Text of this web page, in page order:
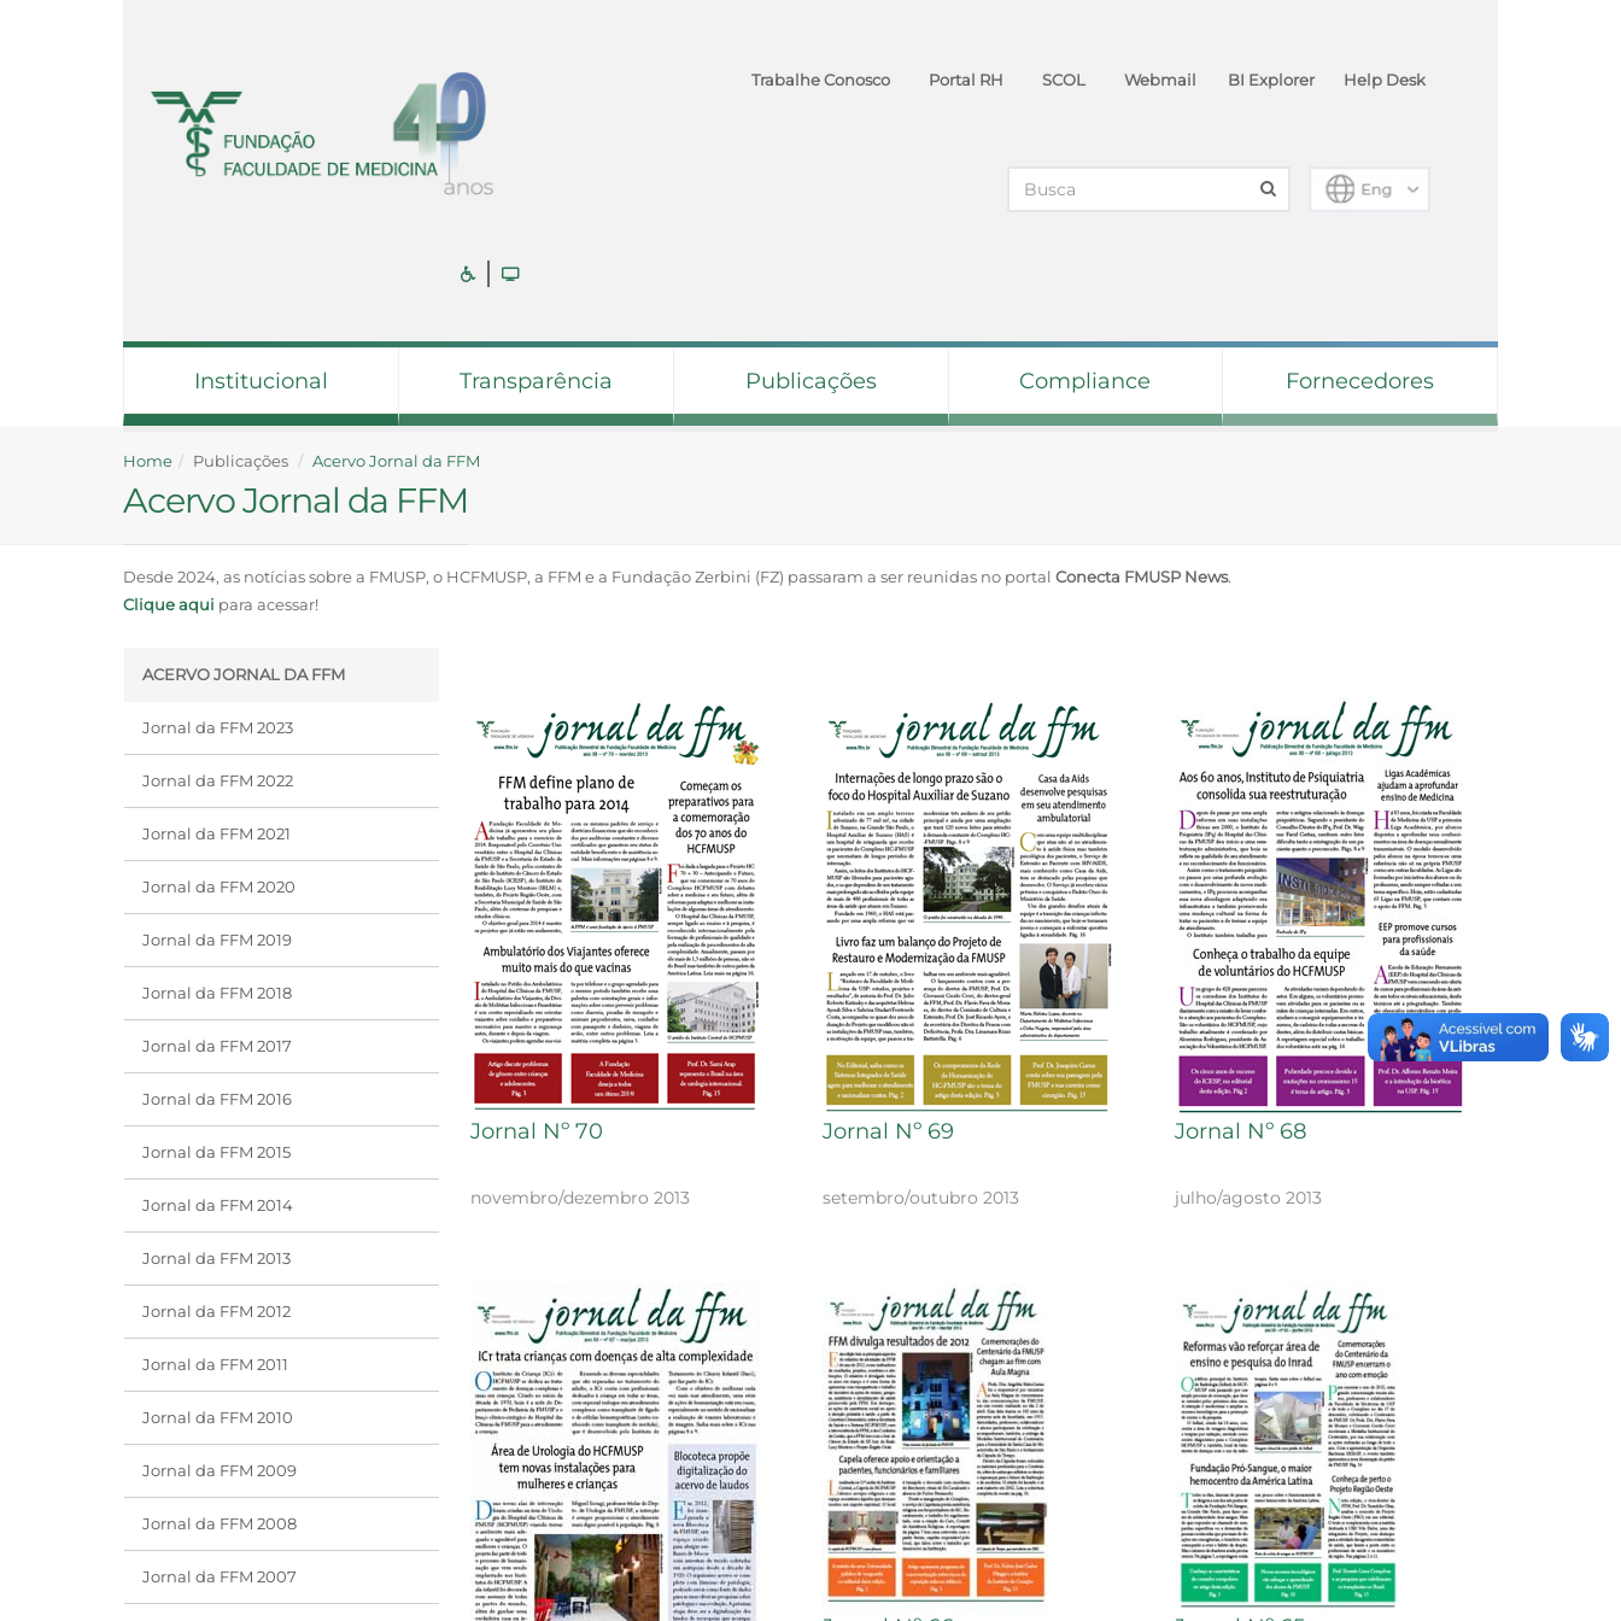
Help Desk
BI Explorer
Webmail
SCOL
Portal RH
Trabalhe Conosco
Institucional Transparência Publicações Compliance Fornecedores
Home Publicações Acervo Jornal da FFM
Acervo Jornal da FFM
Desde 2024, as notícias sobre a FMUSP, o HCFMUSP, a FFM e a Fundação Zerbini (FZ) passaram a ser reunidas no portal Conecta FMUSP News.
Clique aqui para acessar!
ACERVO JORNAL DA FFM
Jornal da FFM 2023
Jornal da FFM 2022
Jornal da FFM 2021
Jornal da FFM 2020
Jornal da FFM 2019
Jornal da FFM 2018
Jornal da FFM 2017
Jornal da FFM 2016
Jornal da FFM 2015
Jornal da FFM 2014
Jornal da FFM 2013
Jornal da FFM 2012
Jornal da FFM 2011
Jornal da FFM 2010
Jornal da FFM 2009
Jornal da FFM 2008
Jornal da FFM 2007
Jornal Nº 70
novembro/dezembro 2013
Jornal Nº 69
setembro/outubro 2013
Jornal Nº 68
julho/agosto 2013